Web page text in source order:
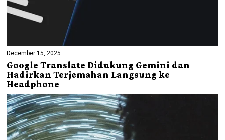
December 15, 2025
Google Translate Didukung Gemini dan
Hadirkan Terjemahan Langsung ke
Headphone